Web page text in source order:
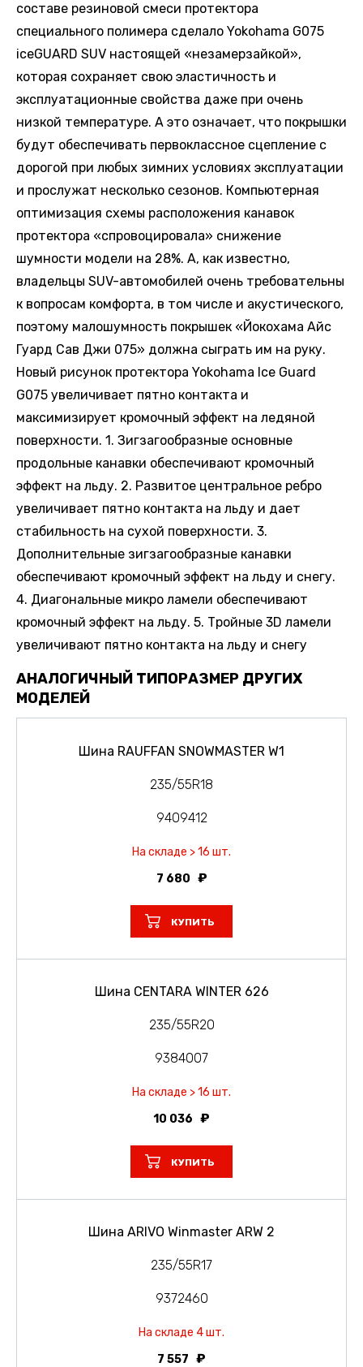
составе резиновой смеси протектора
специального полимера сделало Yokohama G075
iceGUARD SUV настоящей «незамерзайкой»,
которая сохраняет свою эластичность и
эксплуатационные свойства даже при очень
низкой температуре. А это означает, что покрышки
будут обеспечивать первоклассное сцепление с
дорогой при любых зимних условиях эксплуатации
и прослужат несколько сезонов. Компьютерная
оптимизация схемы расположения канавок
протектора «спровоцировала» снижение
шумности модели на 28%. А, как известно,
владельцы SUV-автомобилей очень требовательны
к вопросам комфорта, в том числе и акустического,
поэтому малошумность покрышек «Йокохама Айс
Гуард Сав Джи 075» должна сыграть им на руку.
Новый рисунок протектора Yokohama Ice Guard
G075 увеличивает пятно контакта и
максимизирует кромочный эффект на ледяной
поверхности. 1. Зигзагообразные основные
продольные канавки обеспечивают кромочный
эффект на льду. 2. Развитое центральное ребро
увеличивает пятно контакта на льду и дает
стабильность на сухой поверхности. 3.
Дополнительные зигзагообразные канавки
обеспечивают кромочный эффект на льду и снегу.
4. Диагональные микро ламели обеспечивают
кромочный эффект на льду. 5. Тройные 3D ламели
увеличивают пятно контакта на льду и снегу
АНАЛОГИЧНЫЙ ТИПОРАЗМЕР ДРУГИХ
МОДЕЛЕЙ
Шина RAUFFAN SNOWMASTER W1
235/55R18
9409412
На складе > 16 шт.
7 680
КУПИТЬ
Шина CENTARA WINTER 626
235/55R20
9384007
На складе > 16 шт.
10 036
КУПИТЬ
Шина ARIVO Winmaster ARW 2
235/55R17
9372460
На складе 4 шт.
7 557